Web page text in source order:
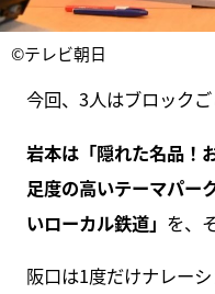
©テレビ朝日
今回、3人はブロック
岩本は「隠れた名品！
足度の高いテーマパーク
いローカル鉄道」 を、
阪口は1度だけナレー